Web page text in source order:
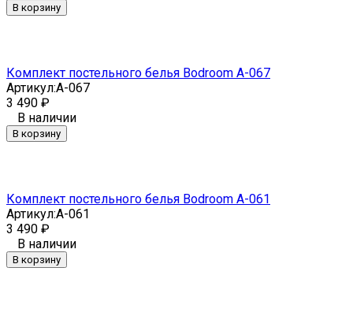
В корзину
Комплект постельного белья Bodroom A-067
Артикул:A-067
3 490 ₽
В наличии
В корзину
Комплект постельного белья Bodroom A-061
Артикул:A-061
3 490 ₽
В наличии
В корзину